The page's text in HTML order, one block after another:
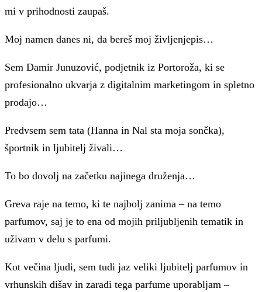
mi v prihodnosti zaupaš.
Moj namen danes ni, da bereš moj življenjepis…
Sem Damir Junuzović, podjetnik iz Portoroža, ki se
profesionalno ukvarja z digitalnim marketingom in spletno
prodajo…
Predvsem sem tata (Hanna in Nal sta moja sončka),
športnik in ljubitelj živali…
To bo dovolj na začetku najinega druženja…
Greva raje na temo, ki te najbolj zanima – na temo
parfumov, saj je to ena od mojih priljubljenih tematik in
uživam v delu s parfumi.
Kot večina ljudi, sem tudi jaz veliki ljubitelj parfumov in
vrhunskih dišav in zaradi tega parfume uporabljam –